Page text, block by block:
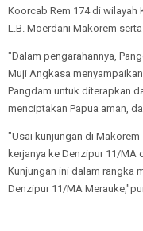
Koorcab Rem 174 di wilayah
L.B. Moerdani Makorem
"Dalam pengarahannya,
Muji Angkasa
Pangdam untuk diterapkan
menciptakan Papua aman,
"Usai kunjungan di Makorem
kerjanya ke Denzipur 11/MA
Kunjungan ini dalam rangka
Denzipur 11/MA